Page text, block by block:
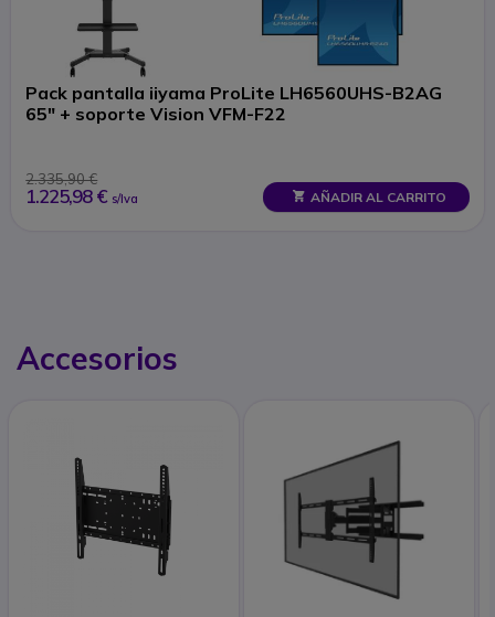
Pack pantalla iiyama ProLite LH6560UHS-B2AG
65" + soporte Vision VFM-F22
2.335,90 €
1.225,98 € s/Iva AÑADIR AL CARRITO
Accesorios